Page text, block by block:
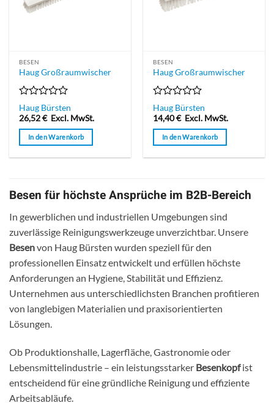
BESEN
Haug Großraumwischer
Bewertet
mit
0
von
5
Haug Bürsten
26,52€ Excl. MwSt.
In den Warenkorb
BESEN
Haug Großraumwischer
Bewertet
mit
0
von
5
Haug Bürsten
14,40€ Excl. MwSt.
In den Warenkorb
Besen für höchste Ansprüche im B2B-Bereich
In gewerblichen und industriellen Umgebungen sind
zuverlässige Reinigungswerkzeuge unverzichtbar. Unsere
Besenvon Haug Bürsten wurden speziell für den
professionellen Einsatz entwickelt und erfüllen höchste
Anforderungen an Hygiene, Stabilität und Effizienz.
Unternehmen aus unterschiedlichsten Branchen profitieren
von langlebigen Materialien und praxisorientierten
Lösungen.
Ob Produktionshalle, Lagerfläche, Gastronomie oder
Lebensmittelindustrie – ein leistungsstarker Besenkopfist
entscheidend für eine gründliche Reinigung und effiziente
Arbeitsabläufe.